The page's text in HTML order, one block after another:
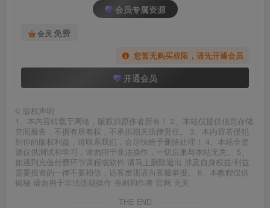
会员专属资源
会员 免费
您暂无购买权限，请先开通会员
开通会员
© 版权声明
1、本内容转载于网络，版权归原作者所有！ 2、本站仅提供信息存储
空间服务，不拥有所有权，不承担相关法律责任。 3、本内容若侵犯
到你的版权利益，请联系我们，会尽快给予删除处理！ 4、本站全资
源仅供测试和学习，请勿用于非法操作，一切后果与本站无关。 5、
如遇到充值付费环节课程或软件 请马上删除退出 涉及自身权益/利益
需要投资的一律不要相信，访客发现请向客服举报。 6、本教程仅供
揭秘 请勿用于非法违规操作 否则和作者 官网 无关
THE END